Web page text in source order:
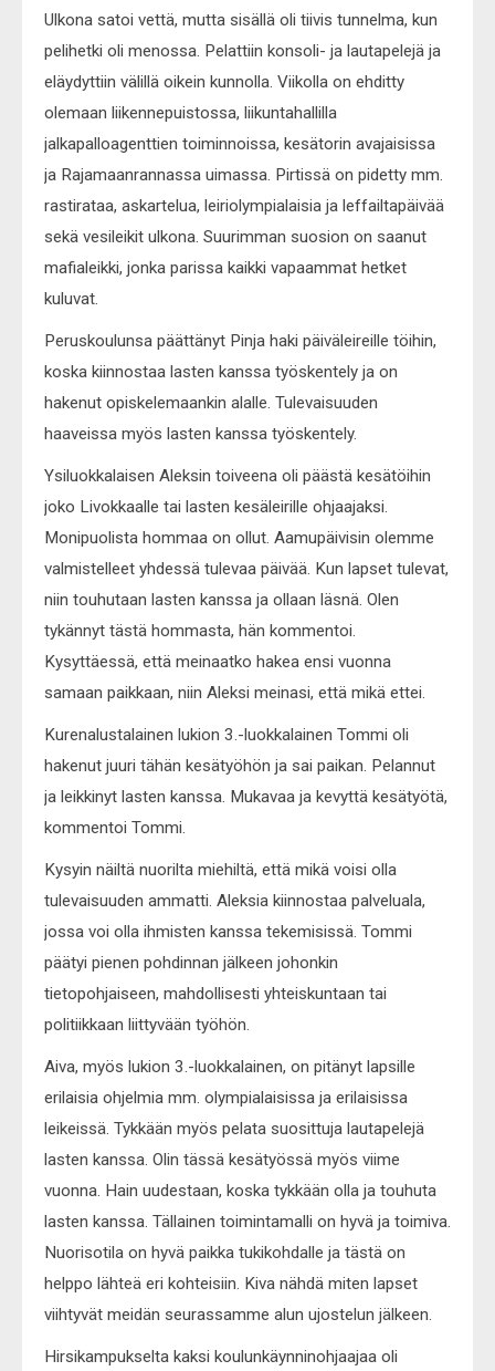
Ulkona satoi vettä, mutta sisällä oli tiivis tunnelma, kun
pelihetki oli menossa. Pelattiin konsoli- ja lautapelejä ja
eläydyttiin välillä oikein kunnolla. Viikolla on ehditty
olemaan liikennepuistossa, liikuntahallilla
jalkapalloagenttien toiminnoissa, kesätorin avajaisissa
ja Rajamaanrannassa uimassa. Pirtissä on pidetty mm.
rastirataa, askartelua, leiriolympialaisia ja leffailtapäivää
sekä vesileikit ulkona. Suurimman suosion on saanut
mafialeikki, jonka parissa kaikki vapaammat hetket
kuluvat.
Peruskoulunsa päättänyt Pinja haki päiväleireille töihin,
koska kiinnostaa lasten kanssa työskentely ja on
hakenut opiskelemaankin alalle. Tulevaisuuden
haaveissa myös lasten kanssa työskentely.
Ysiluokkalaisen Aleksin toiveena oli päästä kesätöihin
joko Livokkaalle tai lasten kesäleirille ohjaajaksi.
Monipuolista hommaa on ollut. Aamupäivisin olemme
valmistelleet yhdessä tulevaa päivää. Kun lapset tulevat,
niin touhutaan lasten kanssa ja ollaan läsnä. Olen
tykännyt tästä hommasta, hän kommentoi.
Kysyttäessä, että meinaatko hakea ensi vuonna
samaan paikkaan, niin Aleksi meinasi, että mikä ettei.
Kurenalustalainen lukion 3.-luokkalainen Tommi oli
hakenut juuri tähän kesätyöhön ja sai paikan. Pelannut
ja leikkinyt lasten kanssa. Mukavaa ja kevyttä kesätyötä,
kommentoi Tommi.
Kysyin näiltä nuorilta miehiltä, että mikä voisi olla
tulevaisuuden ammatti. Aleksia kiinnostaa palveluala,
jossa voi olla ihmisten kanssa tekemisissä. Tommi
päätyi pienen pohdinnan jälkeen johonkin
tietopohjaiseen, mahdollisesti yhteiskuntaan tai
politiikkaan liittyvään työhön.
Aiva, myös lukion 3.-luokkalainen, on pitänyt lapsille
erilaisia ohjelmia mm. olympialaisissa ja erilaisissa
leikeissä. Tykkään myös pelata suosittuja lautapelejä
lasten kanssa. Olin tässä kesätyössä myös viime
vuonna. Hain uudestaan, koska tykkään olla ja touhuta
lasten kanssa. Tällainen toimintamalli on hyvä ja toimiva.
Nuorisotila on hyvä paikka tukikohdalle ja tästä on
helppo lähteä eri kohteisiin. Kiva nähdä miten lapset
viihtyvät meidän seurassamme alun ujostelun jälkeen.
Hirsikampukselta kaksi koulunkäynninohjaajaa oli